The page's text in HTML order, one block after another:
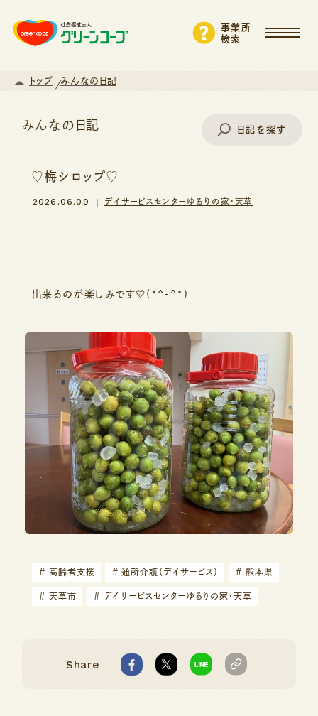
事業所
検索
トップ みんなの日記
みんなの日記 日記を探す
支援・サービスから探す
♡梅シロップ♡
2026.06.09 デイサービスセンターゆるりの家・天草
出来るのが楽しみです💛(*^-^*)
# 高齢者支援 # 通所介護（デイサービス） # 熊本県
# 天草市 # デイサービスセンターゆるりの家・天草
Share